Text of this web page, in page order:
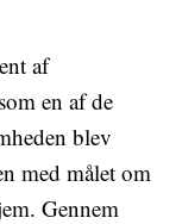
af
en af de
blev
med målet om
Gennem